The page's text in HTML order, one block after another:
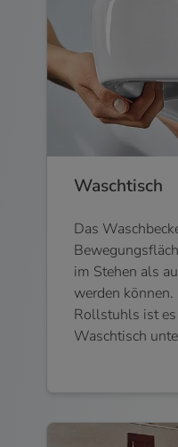
Waschtisch
Das
im Stehen als
werden
Rollstuhls ist es
Waschtisch